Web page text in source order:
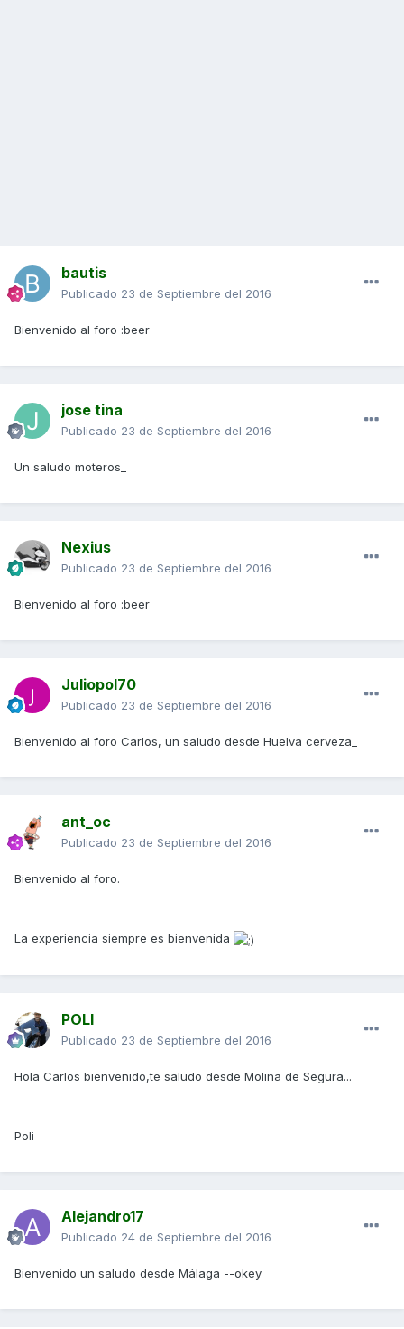
bautis
Publicado 23 de Septiembre del 2016
Bienvenido al foro :beer
jose tina
Publicado 23 de Septiembre del 2016
Un saludo moteros_
Nexius
Publicado 23 de Septiembre del 2016
Bienvenido al foro :beer
Juliopol70
Publicado 23 de Septiembre del 2016
Bienvenido al foro Carlos, un saludo desde Huelva cerveza_
ant_oc
Publicado 23 de Septiembre del 2016
Bienvenido al foro.
La experiencia siempre es bienvenida
POLI
Publicado 23 de Septiembre del 2016
Hola Carlos bienvenido,te saludo desde Molina de Segura...
Poli
Alejandro17
Publicado 24 de Septiembre del 2016
Bienvenido un saludo desde Málaga --okey